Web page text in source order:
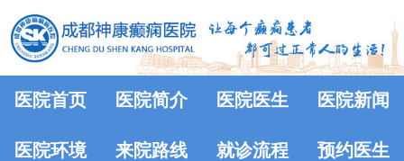
医院首页 医院简介 医院医生 医院新闻
医院环境 来院路线 就诊流程 预约医生